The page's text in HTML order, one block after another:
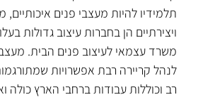
תלמידיו להיות מעצבי פנים איכותיים,
ויצירתיים הן בחברות עיצוב גדולות
משרד עצמאי לעיצוב פנים הבית.
לנהל קריירה רבת אפשרויות
רב וכוללות עבודות ברחבי הארץ כולה